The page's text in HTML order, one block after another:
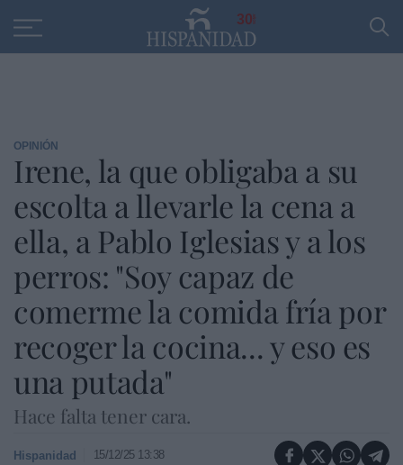
30
OPINIÓN
Irene, la que obligaba a su
escolta a llevarle la cena a
ella, a Pablo Iglesias y a los
perros: "Soy capaz de
comerme la comida fría por
recoger la cocina... y eso es
una putada"
Hace falta tener cara.
Hispanidad 15/12/25 13:38